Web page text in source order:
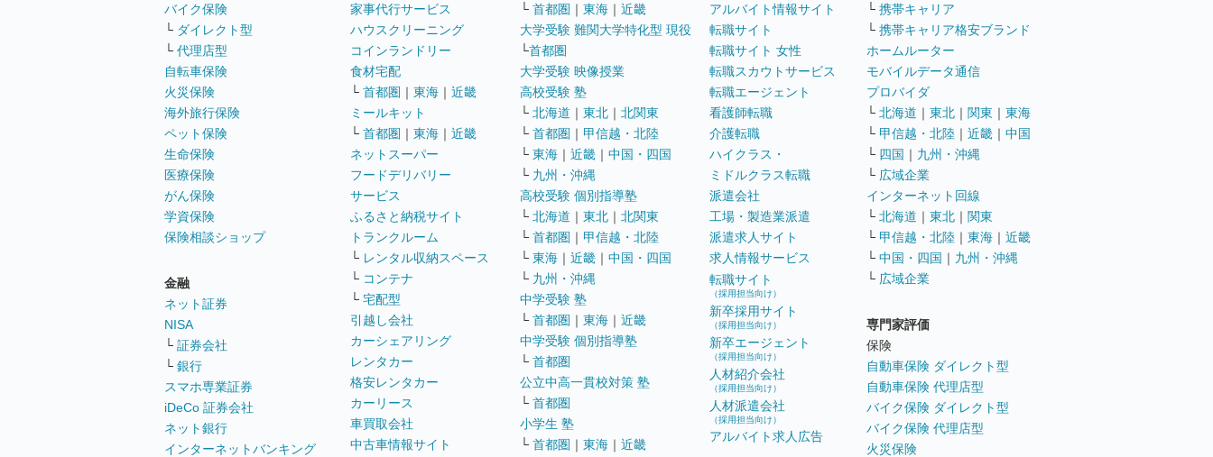
バイク保険
└ ダイレクト型
└ 代理店型
自転車保険
火災保険
海外旅行保険
ペット保険
生命保険
医療保険
がん保険
学資保険
保険相談ショップ
金融
ネット証券
NISA
└ 証券会社
└ 銀行
スマホ専業証券
iDeCo 証券会社
ネット銀行
インターネットバンキング
家事代行サービス
ハウスクリーニング
コインランドリー
食材宅配
└ 首都圏 ｜ 東海 ｜ 近畿
ミールキット
└ 首都圏 ｜ 東海 ｜ 近畿
ネットスーパー
フードデリバリー
サービス
ふるさと納税サイト
トランクルーム
└ レンタル収納スペース
└ コンテナ
└ 宅配型
引越し会社
カーシェアリング
レンタカー
格安レンタカー
カーリース
車買取会社
中古車情報サイト
└ 首都圏 ｜ 東海 ｜ 近畿
大学受験 難関大学特化型 現役
└首都圏
大学受験 映像授業
高校受験 塾
└ 北海道 ｜ 東北 ｜ 北関東
└ 首都圏 ｜ 甲信越・北陸
└ 東海 ｜ 近畿 ｜ 中国・四国
└ 九州・沖縄
高校受験 個別指導塾
└ 北海道 ｜ 東北 ｜ 北関東
└ 首都圏 ｜ 甲信越・北陸
└ 東海 ｜ 近畿 ｜ 中国・四国
└ 九州・沖縄
中学受験 塾
└ 首都圏 ｜ 東海 ｜ 近畿
中学受験 個別指導塾
└ 首都圏
公立中高一貫校対策 塾
└ 首都圏
小学生 塾
└ 首都圏 ｜ 東海 ｜ 近畿
アルバイト情報サイト
転職サイト
転職サイト 女性
転職スカウトサービス
転職エージェント
看護師転職
介護転職
ハイクラス・
ミドルクラス転職
派遣会社
工場・製造業派遣
派遣求人サイト
求人情報サービス
転職サイト
（採用担当向け）
新卒採用サイト
（採用担当向け）
新卒エージェント
（採用担当向け）
人材紹介会社
（採用担当向け）
人材派遣会社
（採用担当向け）
アルバイト求人広告
└ 携帯キャリア
└ 携帯キャリア格安ブランド
ホームルーター
モバイルデータ通信
プロバイダ
└ 北海道 ｜ 東北 ｜ 関東 ｜ 東海
└ 甲信越・北陸 ｜ 近畿 ｜ 中国
└ 四国 ｜ 九州・沖縄
└ 広域企業
インターネット回線
└ 北海道 ｜ 東北 ｜ 関東
└ 甲信越・北陸 ｜ 東海 ｜ 近畿
└ 中国・四国 ｜ 九州・沖縄
└ 広域企業
専門家評価
保険
自動車保険 ダイレクト型
自動車保険 代理店型
バイク保険 ダイレクト型
バイク保険 代理店型
火災保険